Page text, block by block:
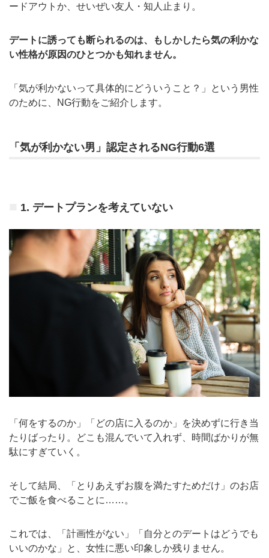
ードアウトか、せいぜい友人・知人止まり。
デートに誘っても断られるのは、もしかしたら気の利かな
い性格が原因のひとつかも知れません。
「気が利かないって具体的にどういうこと？」という男性
のために、NG行動をご紹介します。
「気が利かない男」認定されるNG行動6選
1. デートプランを考えていない
「何をするのか」「どの店に入るのか」を決めずに行き当
たりばったり。どこも混んでいて入れず、時間ばかりが無
駄にすぎていく。
そして結局、「とりあえずお腹を満たすためだけ」のお店
でご飯を食べることに……。
これでは、「計画性がない」「自分とのデートはどうでも
いいのかな」と、女性に悪い印象しか残りません。